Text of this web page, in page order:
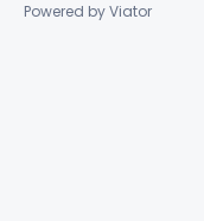
Powered by Viator